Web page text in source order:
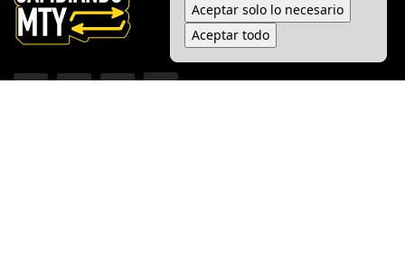
Aceptar solo lo necesario
Aceptar todo